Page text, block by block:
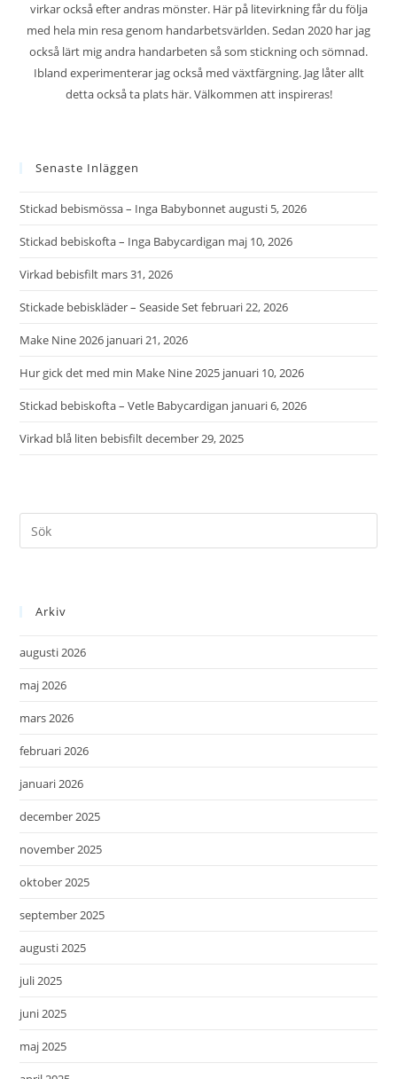
virkar också efter andras mönster. Här på litevirkning får du följa
med hela min resa genom handarbetsvärlden. Sedan 2020 har jag
också lärt mig andra handarbeten så som stickning och sömnad.
Ibland experimenterar jag också med växtfärgning. Jag låter allt
detta också ta plats här. Välkommen att inspireras!
Senaste Inläggen
Stickad bebismössa – Inga Babybonnetaugusti 5, 2026
Stickad bebiskofta – Inga Babycardigan maj 10, 2026
Virkad bebisfilt mars 31, 2026
Stickade bebiskläder – Seaside Setfebruari 22, 2026
Make Nine 2026 januari 21, 2026
Hur gick det med min Make Nine 2025 januari 10, 2026
Stickad bebiskofta – Vetle Babycardigan januari 6, 2026
Virkad blå liten bebisfiltdecember 29, 2025
Arkiv
augusti 2026
maj 2026
mars 2026
februari 2026
januari 2026
december 2025
november 2025
oktober 2025
september 2025
augusti 2025
juli 2025
juni 2025
maj 2025